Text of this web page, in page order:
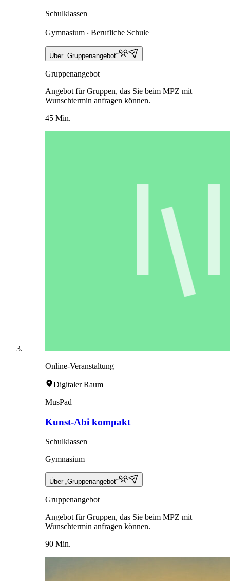
Schulklassen
Gymnasium ‧ Berufliche Schule
Über „Gruppenangebot“
Gruppenangebot
Angebot für Gruppen, das Sie beim MPZ mit
Wunschtermin anfragen können.
45 Min.
Online-Veranstaltung
Digitaler Raum
MusPad
Kunst-Abi kompakt
Schulklassen
Gymnasium
Über „Gruppenangebot“
Gruppenangebot
Angebot für Gruppen, das Sie beim MPZ mit
Wunschtermin anfragen können.
90 Min.